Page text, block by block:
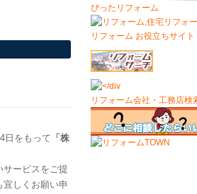
日をもって 「株
サービスをご提
しくお願い申
ぴったリフォーム
リフォーム お役立ちサイト
リフォーム会社・工務店検